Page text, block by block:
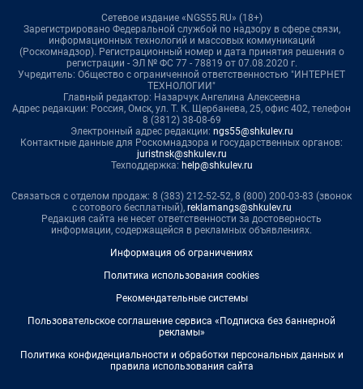
Сетевое издание «NGS55.RU» (18+)
Зарегистрировано Федеральной службой по надзору в сфере связи,
информационных технологий и массовых коммуникаций
(Роскомнадзор). Регистрационный номер и дата принятия решения о
регистрации - ЭЛ № ФС 77 - 78819 от 07.08.2020 г.
Учредитель: Общество с ограниченной ответственностью "ИНТЕРНЕТ
ТЕХНОЛОГИИ"
Главный редактор: Назарчук Ангелина Алексеевна
Адрес редакции: Россия, Омск, ул. Т. К. Щербанева, 25, офис 402, телефон
8 (3812) 38-08-69
Электронный адрес редакции: ngs55@shkulev.ru
Контактные данные для Роскомнадзора и государственных органов:
juristnsk@shkulev.ru
Техподдержка: help@shkulev.ru
Связаться с отделом продаж: 8 (383) 212-52-52, 8 (800) 200-03-83 (звонок
с сотового бесплатный), reklamangs@shkulev.ru
Редакция сайта не несет ответственности за достоверность
информации, содержащейся в рекламных объявлениях.
Информация об ограничениях
Политика использования cookies
Рекомендательные системы
Пользовательское соглашение сервиса «Подписка без баннерной
рекламы»
Политика конфиденциальности и обработки персональных данных и
правила использования сайта